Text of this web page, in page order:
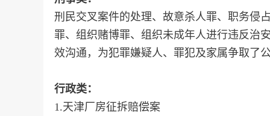
刑民交叉案件的处理、故意杀人罪、职务侵
罪、组织赌博罪、组织未成年人进行违反治
效沟通，为犯罪嫌疑人、罪犯及家属争取了
行政类：
1.天津厂房征拆赔偿案